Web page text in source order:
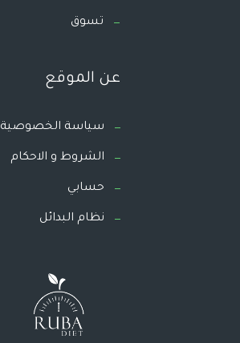
تسوق
عن الموقع
سياسة الخصوصية
الشروط و الاحكام
حسابي
نظام البدائل